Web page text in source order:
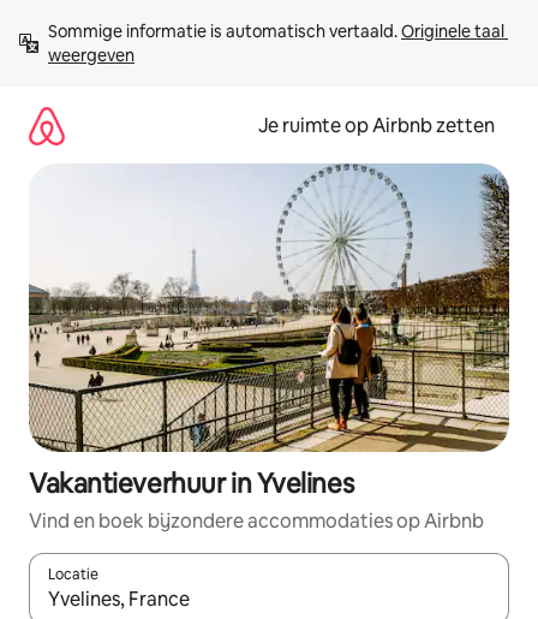
direct
naar
Sommige informatie is automatisch vertaald. Originele taal
weergeven
Je ruimte op Airbnb zetten
Vakantieverhuur in Yvelines
Vind en boek bijzondere accommodaties op Airbnb
Locatie
Wanneer er suggesties beschikbaar zijn, maak je een keuze